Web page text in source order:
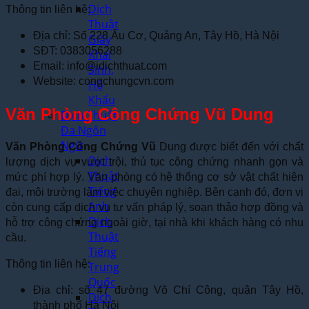
Dịch
Thuật
Giấy
Khai
Sinh,
Hộ
Khẩu
Dịch Thuật
Đa Ngôn
Ngữ
Dịch
Thuật
Tiếng
Anh
Dịch
Thuật
Tiếng
Trung
Quốc
Dịch
Thông tin liên hệ:
Địa chỉ: Số 228 Âu Cơ, Quảng An, Tây Hồ, Hà Nội
SĐT: 0383056288
Email: info@idichthuat.com
Website: congchungcvn.com
Văn Phòng Công Chứng Vũ Dung
Văn Phòng Công Chứng Vũ Dung được biết đến với chất
lượng dịch vụ vượt trội, thủ tục công chứng nhanh gọn và
mức phí hợp lý. Văn phòng có hệ thống cơ sở vật chất hiện
đại, môi trường làm việc chuyên nghiệp. Bên cạnh đó, đơn vị
còn cung cấp dịch vụ tư vấn pháp lý, soạn thảo hợp đồng và
hỗ trợ công chứng ngoài giờ, tại nhà khi khách hàng có nhu
cầu.
Thông tin liên hệ:
Địa chỉ: số 47 đường Võ Chí Công, quận Tây Hồ,
thành phố Hà Nội